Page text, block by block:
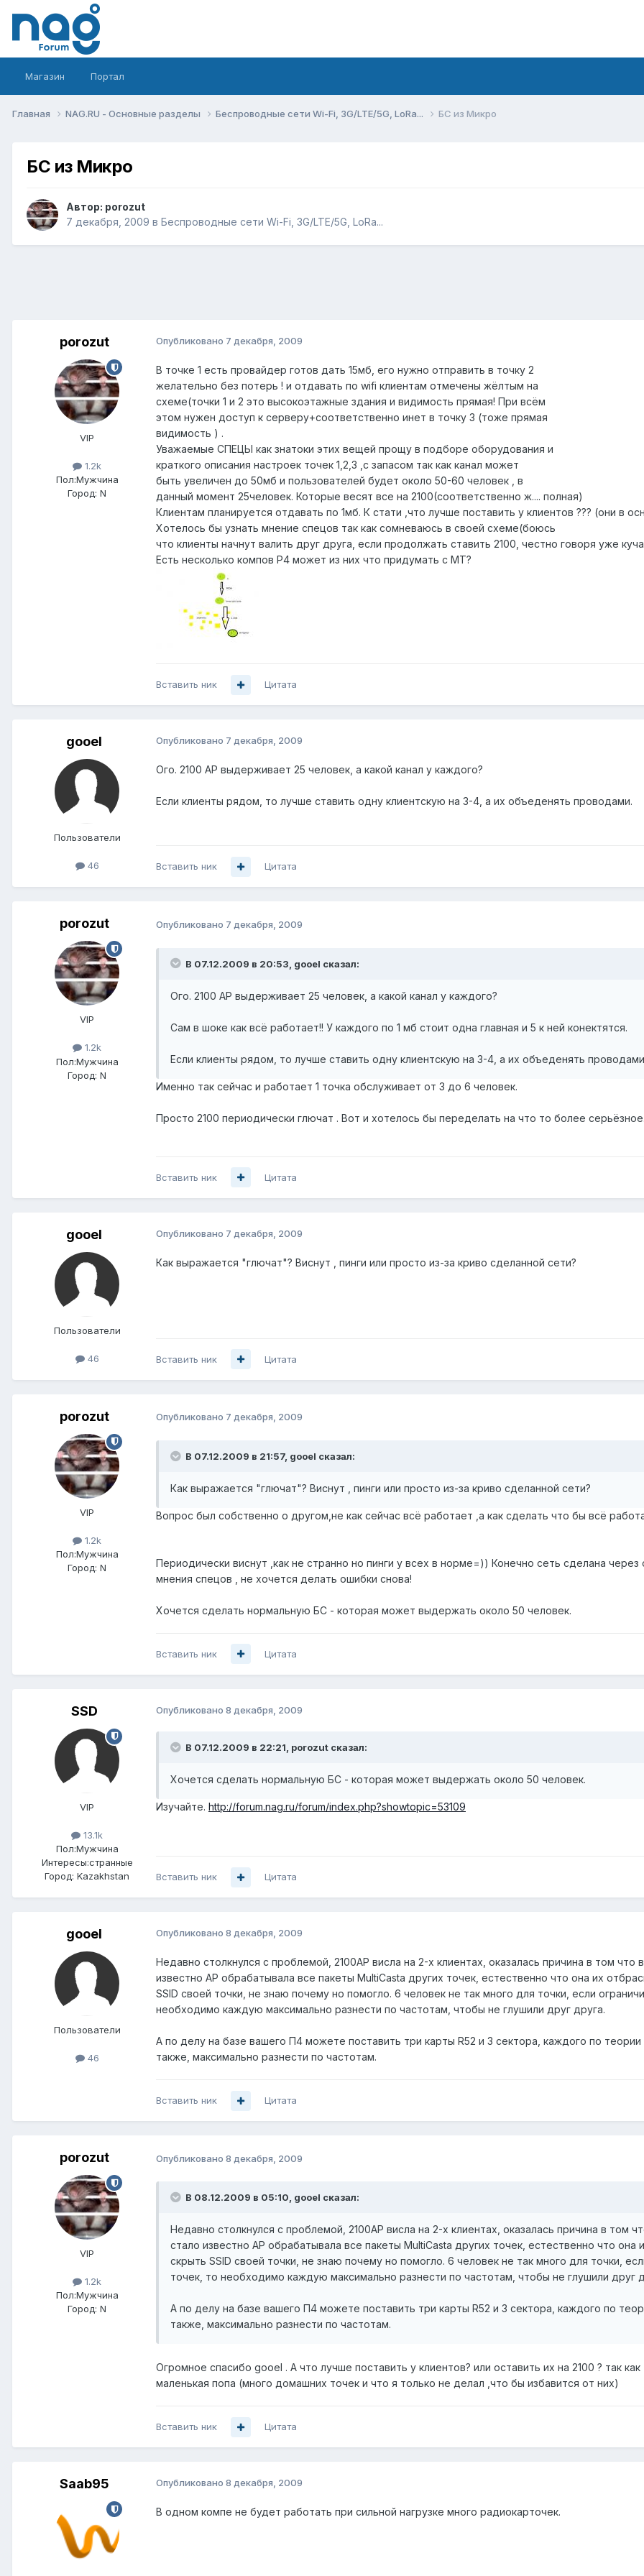
Магазин Портал
Главная NAG.RU - Основные разделы Беспроводные сети Wi-Fi, 3G/LTE/5G, LoRa... БС из Микро
БС из Микро
Автор: porozut
7 декабря, 2009 в Беспроводные сети Wi-Fi, 3G/LTE/5G, LoRa...
porozut
VIP
1.2k
Пол:Мужчина
Город: N
Опубликовано 7 декабря, 2009
В точке 1 есть провайдер готов дать 15мб, его нужно отправить в точку 2
желательно без потерь ! и отдавать по wifi клиентам отмечены жёлтым на
схеме(точки 1 и 2 это высокоэтажные здания и видимость прямая! При всём
этом нужен доступ к серверу+соответственно инет в точку 3 (тоже прямая
видимость ) .
Уважаемые СПЕЦЫ как знатоки этих вещей прощу в подборе оборудования и
краткого описания настроек точек 1,2,3 ,с запасом так как канал может
быть увеличен до 50мб и пользователей будет около 50-60 человек , в
данный момент 25человек. Которые весят все на 2100(соответственно ж.... полная)
Клиентам планируется отдавать по 1мб. К стати ,что лучше поставить у клиентов ??? (они в
Хотелось бы узнать мнение спецов так как сомневаюсь в своей схеме(боюсь
что клиенты начнут валить друг друга, если продолжать ставить 2100, честно говоря уже
Есть несколько компов Р4 может из них что придумать с МТ?
Вставить ник Цитата
gooel
Пользователи
46
Опубликовано 7 декабря, 2009
Ого. 2100 АР выдерживает 25 человек, а какой канал у каждого?
Если клиенты рядом, то лучше ставить одну клиентскую на 3-4, а их объеденять проводами.
Вставить ник Цитата
porozut
VIP
1.2k
Пол:Мужчина
Город: N
Опубликовано 7 декабря, 2009
В 07.12.2009 в 20:53, gooel сказал:
Ого. 2100 АР выдерживает 25 человек, а какой канал у каждого?
Сам в шоке как всё работает!! У каждого по 1 мб стоит одна главная и 5 к ней конектятся.
Если клиенты рядом, то лучше ставить одну клиентскую на 3-4, а их объеденять
Именно так сейчас и работает 1 точка обслуживает от 3 до 6 человек.
Просто 2100 периодически глючат . Вот и хотелось бы переделать на что то более
Вставить ник Цитата
gooel
Пользователи
46
Опубликовано 7 декабря, 2009
Как выражается "глючат"? Виснут , пинги или просто из-за криво сделанной сети?
Вставить ник Цитата
porozut
VIP
1.2k
Пол:Мужчина
Город: N
Опубликовано 7 декабря, 2009
В 07.12.2009 в 21:57, gooel сказал:
Как выражается "глючат"? Виснут , пинги или просто из-за криво сделанной сети?
Вопрос был собственно о другом,не как сейчас всё работает ,а как сделать что бы всё
Периодически виснут ,как не странно но пинги у всех в норме=)) Конечно сеть сделана
мнения спецов , не хочется делать ошибки снова!
Хочется сделать нормальную БС - которая может выдержать около 50 человек.
Вставить ник Цитата
SSD
VIP
13.1k
Пол:Мужчина
Интересы:странные
Город: Kazakhstan
Опубликовано 8 декабря, 2009
В 07.12.2009 в 22:21, porozut сказал:
Хочется сделать нормальную БС - которая может выдержать около 50 человек.
Изучайте. http://forum.nag.ru/forum/index.php?showtopic=53109
Вставить ник Цитата
gooel
Пользователи
46
Опубликовано 8 декабря, 2009
Недавно столкнулся с проблемой, 2100АР висла на 2-х клиентах, оказалась причина в том
известно АР обрабатывала все пакеты MultiCasta других точек, естественно что она их
SSID своей точки, не знаю почему но помогло. 6 человек не так много для точки, если
необходимо каждую максимально разнести по частотам, чтобы не глушили друг друга.
А по делу на базе вашего П4 можете поставить три карты R52 и 3 сектора, каждого по
также, максимально разнести по частотам.
Вставить ник Цитата
porozut
VIP
1.2k
Пол:Мужчина
Город: N
Опубликовано 8 декабря, 2009
В 08.12.2009 в 05:10, gooel сказал:
Недавно столкнулся с проблемой, 2100АР висла на 2-х клиентах, оказалась причина в том
стало известно АР обрабатывала все пакеты MultiCasta других точек, естественно что
скрыть SSID своей точки, не знаю почему но помогло. 6 человек не так много для точки,
точек, то необходимо каждую максимально разнести по частотам, чтобы не глушили друг
А по делу на базе вашего П4 можете поставить три карты R52 и 3 сектора, каждого по
также, максимально разнести по частотам.
Огромное спасибо gooel . А что лучше поставить у клиентов? или оставить их на 2100 ? так
маленькая попа (много домашних точек и что я только не делал ,что бы избавится от них)
Вставить ник Цитата
Saab95 Опубликовано 8 декабря, 2009
В одном компе не будет работать при сильной нагрузке много радиокарточек.